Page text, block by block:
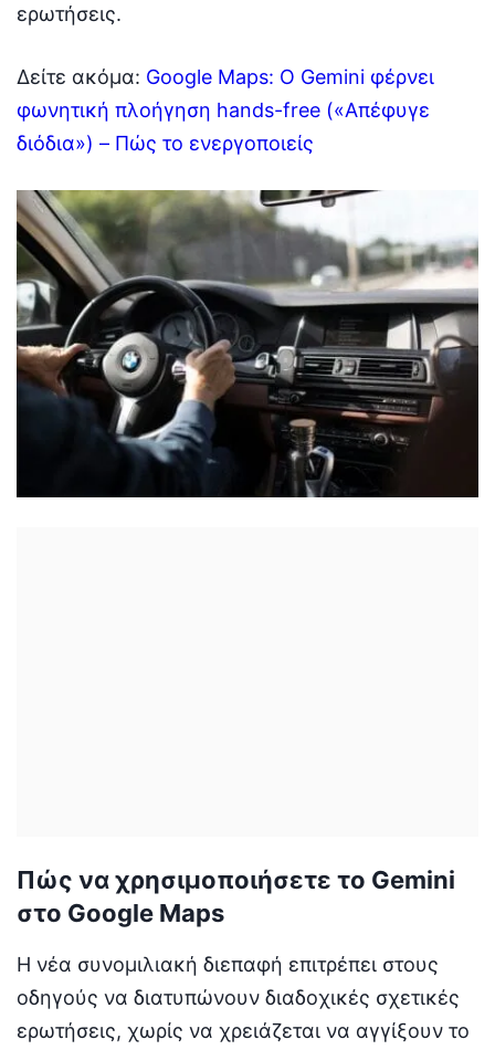
ερωτήσεις.
Δείτε ακόμα: Google Maps: Ο Gemini φέρνει
φωνητική πλοήγηση hands-free («Απέφυγε
διόδια») – Πώς το ενεργοποιείς
Πώς να χρησιμοποιήσετε τo Gemini
στο Google Maps
Η νέα συνομιλιακή διεπαφή επιτρέπει στους
οδηγούς να διατυπώνουν διαδοχικές σχετικές
ερωτήσεις, χωρίς να χρειάζεται να αγγίξουν το